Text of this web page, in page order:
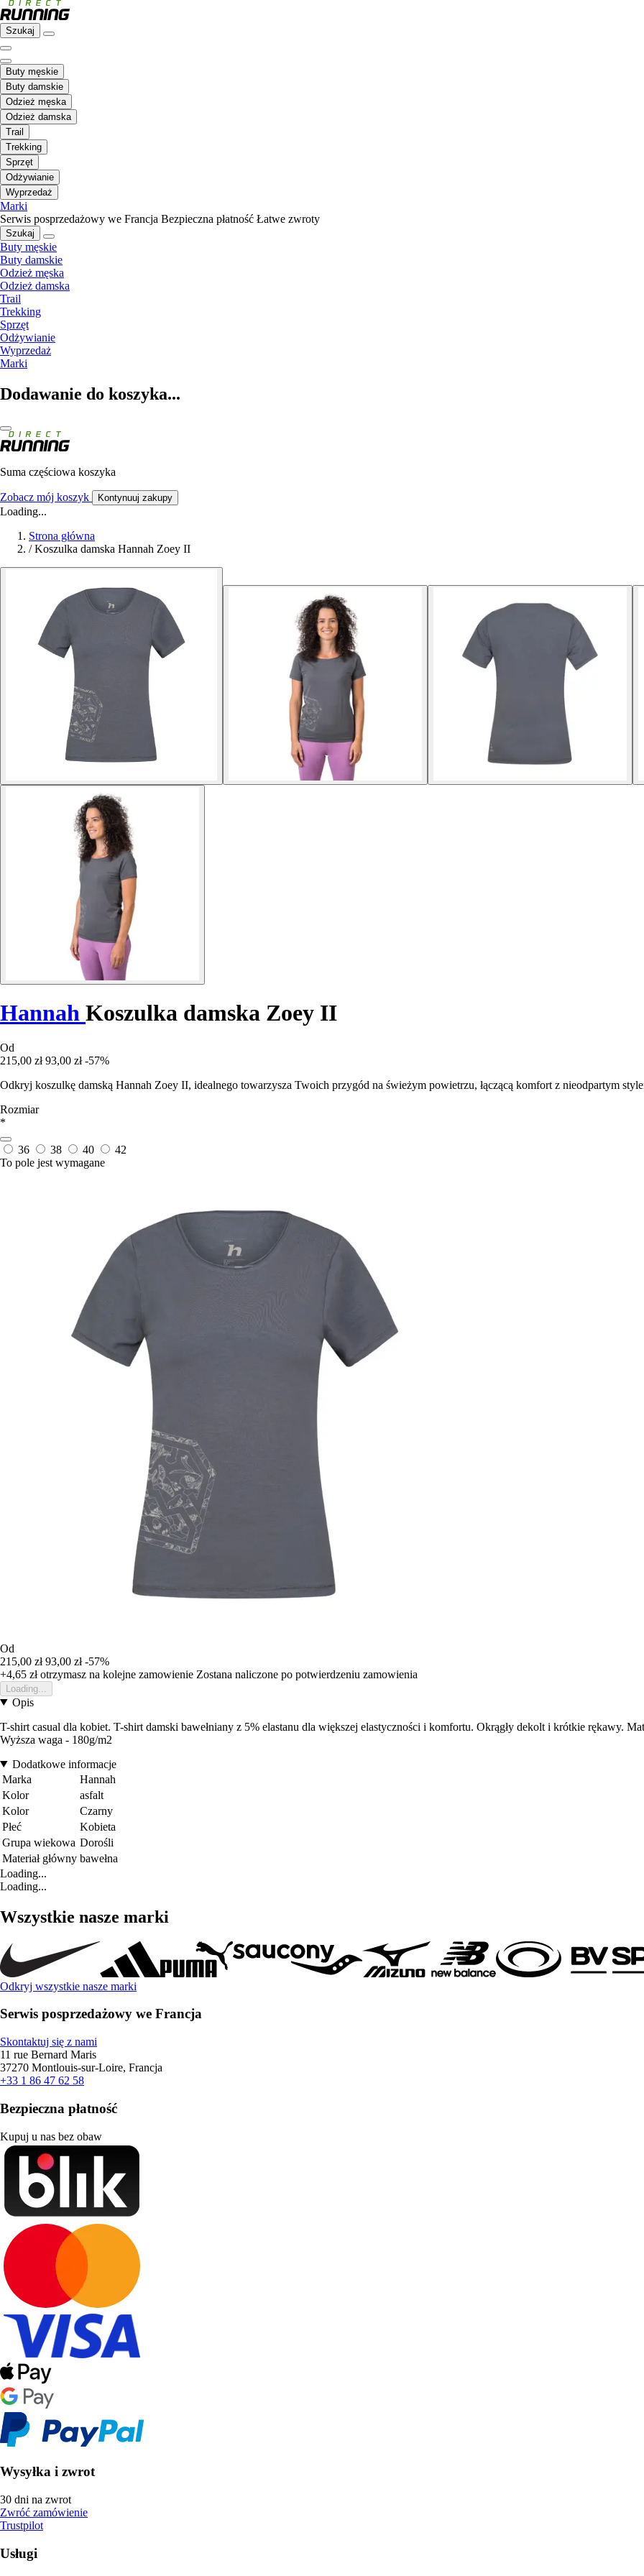
Szukaj
Buty męskie
Buty damskie
Odzież męska
Odzież damska
Trail
Trekking
Sprzęt
Odżywianie
Wyprzedaż
Marki
Serwis posprzedażowy we Francja Bezpieczna płatność Łatwe zwroty
Szukaj
Buty męskie
Buty damskie
Odzież męska
Odzież damska
Trail
Trekking
Sprzęt
Odżywianie
Wyprzedaż
Marki
Dodawanie do koszyka...
Suma częściowa koszyka
Zobacz mój koszyk Kontynuuj zakupy
Loading...
Strona główna
/ Koszulka damska Hannah Zoey II
Hannah Koszulka damska Zoey II
Od
215,00 zł 93,00 zł -57%
Odkryj koszulkę damską Hannah Zoey II, idealnego towarzysza Twoich przygód na świeżym powietrzu, łączącą komfort z nieodpartym
Rozmiar
*
36 38 40
42
To pole jest wymagane
Od
215,00 zł 93,00 zł -57%
+4,65 złotrzymasz na kolejne zamowienie Zostana naliczone po potwierdzeniu zamowienia
Loading...
Opis
T-shirt casual dla kobiet. T-shirt damski bawełniany z 5% elastanu dla większej elastyczności i komfortu. Okrągły dekolt i krótkie rękawy.
Wyższa waga - 180g/m2
Dodatkowe informacje
Marka
Hannah
Kolor
asfalt
Kolor
Czarny
Płeć
Kobieta
Grupa wiekowa Dorośli
Materiał główny bawełna
Loading...
Loading...
Wszystkie nasze marki
Odkryj wszystkie nasze marki
Serwis posprzedażowy we Francja
Skontaktuj się z nami
11 rue Bernard Maris
37270 Montlouis-sur-Loire, Francja
+33 1 86 47 62 58
Bezpieczna płatność
Kupuj u nas bez obaw
Wysyłka i zwrot
30 dni na zwrot
Zwróć zamówienie
Trustpilot
Usługi